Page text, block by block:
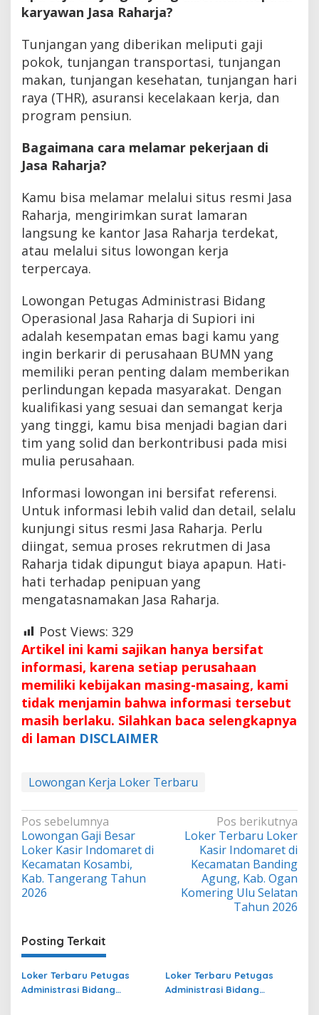
karyawan Jasa Raharja?
Tunjangan yang diberikan meliputi gaji
pokok, tunjangan transportasi, tunjangan
makan, tunjangan kesehatan, tunjangan hari
raya (THR), asuransi kecelakaan kerja, dan
program pensiun.
Bagaimana cara melamar pekerjaan di
Jasa Raharja?
Kamu bisa melamar melalui situs resmi Jasa
Raharja, mengirimkan surat lamaran
langsung ke kantor Jasa Raharja terdekat,
atau melalui situs lowongan kerja
terpercaya.
Lowongan Petugas Administrasi Bidang
Operasional Jasa Raharja di Supiori ini
adalah kesempatan emas bagi kamu yang
ingin berkarir di perusahaan BUMN yang
memiliki peran penting dalam memberikan
perlindungan kepada masyarakat. Dengan
kualifikasi yang sesuai dan semangat kerja
yang tinggi, kamu bisa menjadi bagian dari
tim yang solid dan berkontribusi pada misi
mulia perusahaan.
Informasi lowongan ini bersifat referensi.
Untuk informasi lebih valid dan detail, selalu
kunjungi situs resmi Jasa Raharja. Perlu
diingat, semua proses rekrutmen di Jasa
Raharja tidak dipungut biaya apapun. Hati-
hati terhadap penipuan yang
mengatasnamakan Jasa Raharja.
Post Views: 329
Artikel ini kami sajikan hanya bersifat
informasi, karena setiap perusahaan
memiliki kebijakan masing-masaing, kami
tidak menjamin bahwa informasi tersebut
masih berlaku. Silahkan baca selengkapnya
di laman DISCLAIMER
Lowongan Kerja Loker Terbaru
Navigasi
pos
Pos sebelumnya
Lowongan Gaji Besar
Loker Kasir Indomaret di
Kecamatan Kosambi,
Kab. Tangerang Tahun
2026
Pos berikutnya
Loker Terbaru Loker
Kasir Indomaret di
Kecamatan Banding
Agung, Kab. Ogan
Komering Ulu Selatan
Tahun 2026
Posting Terkait
Loker Terbaru Petugas
Administrasi Bidang
Loker Terbaru Petugas
Administrasi Bidang